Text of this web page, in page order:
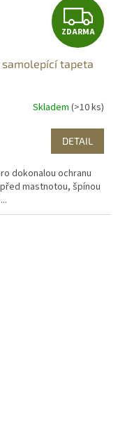
Z
D
A
R
M
A
ZDARMA
samolepící tapeta
Skladem (>10 ks)
DETAIL
dokonalou ochranu
mastnotou, špínou